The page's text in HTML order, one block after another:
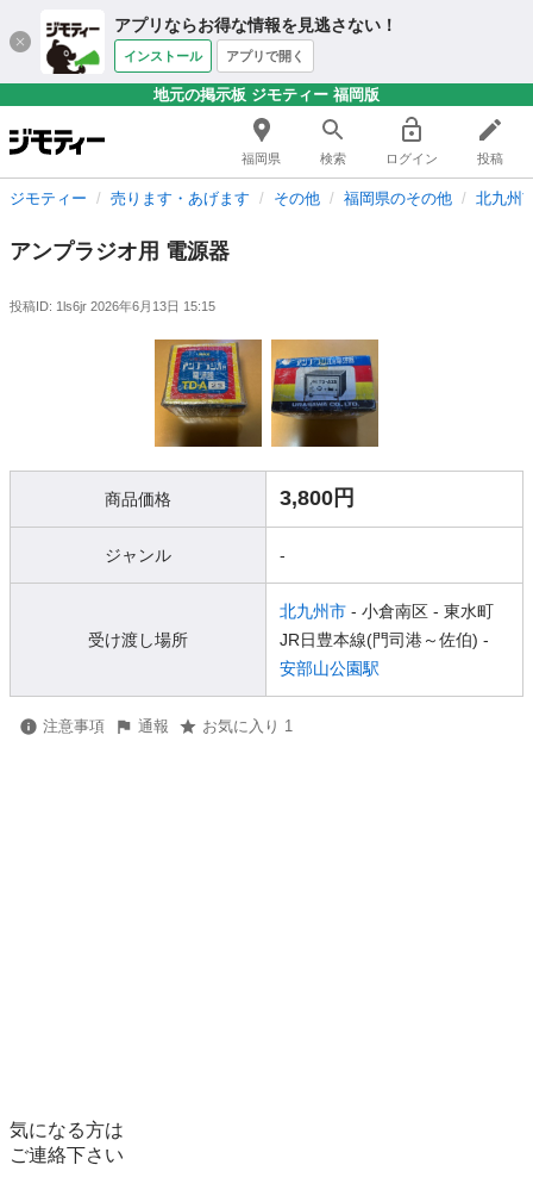
アプリならお得な情報を見逃さない！
インストール アプリで開く
地元の掲示板 ジモティー 福岡版
福岡県 検索 ログイン 投稿
ジモティー 売ります・あげます その他 福岡県のその他 北九州
アンプラジオ用 電源器
投稿ID: 1ls6jr 2026年6月13日 15:15
商品価格 3,800円
ジャンル -
受け渡し場所
北九州市 - 小倉南区 - 東水町
JR日豊本線(門司港～佐伯) -
安部山公園駅
注意事項 通報 お気に入り 1
気になる方は
ご連絡下さい